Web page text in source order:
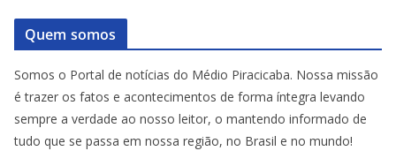
Quem somos
Somos o Portal de notícias do Médio Piracicaba. Nossa missão
é trazer os fatos e acontecimentos de forma íntegra levando
sempre a verdade ao nosso leitor, o mantendo informado de
tudo que se passa em nossa região, no Brasil e no mundo!